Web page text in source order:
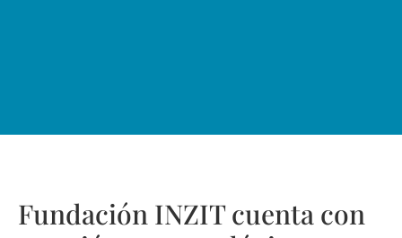
Fundación INZIT cuenta con